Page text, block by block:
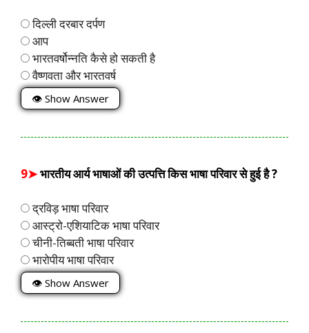
दिल्ली दरबार दर्पण
आप
भारतवर्षोन्नति कैसे हो सकती है
वैष्णवता और भारतवर्ष
👁 Show Answer
9➤भारतीय आर्य भाषाओं की उत्पत्ति किस भाषा परिवार से हुई है ?
द्रविड़ भाषा परिवार
आस्ट्रो-एशियाटिक भाषा परिवार
चीनी-तिब्बती भाषा परिवार
भारोपीय भाषा परिवार
👁 Show Answer